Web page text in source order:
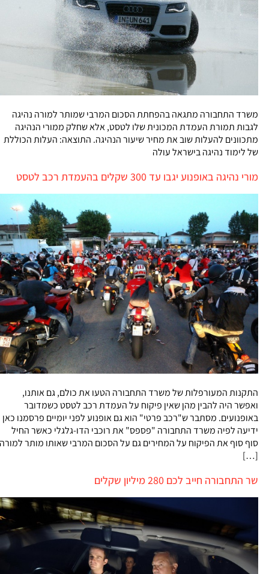
משרד התחבורה מתגאה בהפחתת הסכום המרבי שמותר למורה נהיגה
לגבות תמורת העמדת המכונית שלו לטסט, אלא שחלק ממורי הנהיגה
מתכוונים להעלות שוב את מחיר שיעור הנהיגה. התוצאה: העלות הכוללת
של לימוד נהיגה בישראל עולה
מורי נהיגה באופנוע יגבו עד 300 שקלים בהעמדת רכב לטסט
התקנות המעורפלות של משרד התחבורה הטעו את כולם, גם אותנו,
ואפשר היה להבין מהן שאין פיקוח על העמדת רכב לטסט כשמדובר
באופנועים. מסתבר ש"רכב פרטי" הוא גם אופנוע לפני יומיים פרסמנו כאן
ידיעה לפיה משרד התחבורה "פספס" את רוכבי הדו-גלגלי כאשר החיל
סוף סוף את הפיקוח על המחירים גם על הסכום המרבי שאותו מותר למורה
[…]
שר התחבורה חייב לכם 280 מיליון שקלים